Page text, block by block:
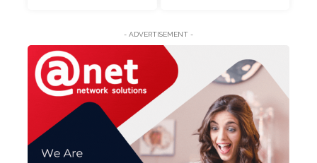
- ADVERTISEMENT -